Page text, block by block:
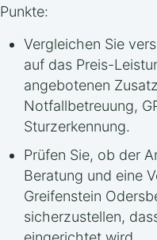
Punkte:
Vergleichen Sie
auf das Preis-
angebotenen
Notfallbetreuung,
Sturzerkennung.
Prüfen Sie, ob der
Beratung und eine
Greifenstein
sicherzustellen,